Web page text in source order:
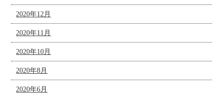
2020年12月
2020年11月
2020年10月
2020年8月
2020年6月